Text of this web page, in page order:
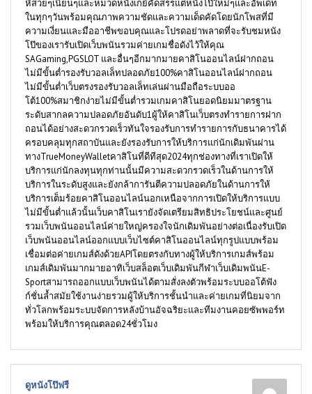
หีสวยๆเนียนๆและหมวดหนังเกย์คัดสรรแต่หนังโป๊ใหม่ๆและอัพเดท
ในทุกๆวันพร้อมคุณภาพความชัดและความเด็ดคัดโดยนักโพสที่มี
ความเงี่ยนและมืออาชีพขอบคุณและโปรดอย่าพลาดที่จะรับชมหนัง
โป๊ของเรารับเปิดเว็บพนันรวมค่ายเกมชื่อดังไว้ให้คุณ
SAGaming,PGSLOT และอื่นๆอีกมากมายคาสิโนออนไลน์ฝากถอน
ไม่มีขั้นต่ำรองรับวอลเล็ทปลอดภัย100%คาสิโนออนไลน์ฝากถอน
ไม่มีขั้นต่ำเว็บตรงรองรับวอลเล็ทเล่นผ่านมือถือระบบออ
โต้100%สมาชิกง่ายไม่มีขั้นต่ำรวมเกมคาสิโนยอดนิยมมาตรฐาน
ระดับสากลความปลอดภัยอันดับ1ผู้ให้คาสิโนเว็บตรงทำรายการฝาก
ถอนได้อย่างสะดวกรวดเร็วทันใจรองรับการทำรายการกับธนาคารได้
ครอบคลุมทุกสถาบันและยังรองรับการให้บริการแก่นักเดิมพันผ่าน
ทางTrueMoneyWalletคาสิโนที่ดีทีสุด2024ทุกช่องทางที่เราเปิดให้
บริการแก่นักลงทุนทุกท่านนั้นมีความสะดวกรวดเร็วในด้านการให้
บริการในระดับสูงและยังกล้าการันตีความปลอดภัยในด้านการให้
บริการเต็มร้อยคาสิโนออนไลน์นอกเหนือจากการเปิดให้บริการแบบ
ไม่มีขั้นต่ำแล้วนั้นเว็บคาสิโนเรายังจัดเตรียมสิทธิประโยชน์และศูนย์
รวมเว็บพนันออนไลน์ค่ายใหญ่ครองใจนักเดิมพันอย่างต่อเนื่องรับเปิด
เว็บพนันออนไลน์ออกแบบเว็บไซต์คาสิโนออนไลน์ทุกรูปแบบพร้อม
เชื่อมต่อค่ายเกมส์ดังด้วยAPIโดยตรงกับทางผู้ให้บริการเกมส์พร้อม
เกมส์เดิมพันมากมายอาทิเว็บสล็อตเว็บเดิมพันกีฬาเว็บเดิมพนันE-
Sportสามารถออกแบบเว็บพนันได้ตามสั่งลงตัวพร้อมระบบออโต้ฟัง
ก์ชั่นล้ำสมัยใช้งานง่ายรวมผู้ให้บริการชั้นนำและค่ายเกมที่นิยมจาก
ทั่วโลกพร้อมระบบจัดการหลังบ้านอัจฉริยะและทีมงานคอยซัพพอร์ท
พร้อมให้บริการคุณตลอด24ชั่วโมง
ดูหนังโป๊ฟรี